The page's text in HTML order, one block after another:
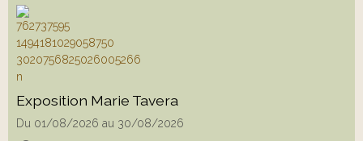
Exposition Marie Tavera
Du 01/08/2026 au 30/08/2026